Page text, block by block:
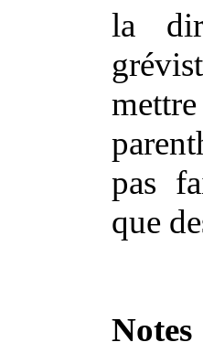
la
pas
que
Notes